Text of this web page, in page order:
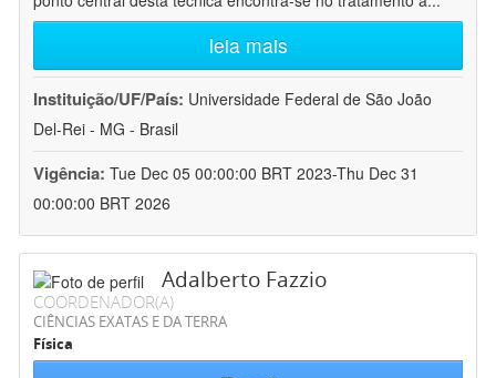
leia mais
Instituição/UF/País: Universidade Federal de São João
Del-Rei - MG - Brasil
Vigência: Tue Dec 05 00:00:00 BRT 2023-Thu Dec 31
00:00:00 BRT 2026
Adalberto Fazzio
COORDENADOR(A)
CIÊNCIAS EXATAS E DA TERRA
Física